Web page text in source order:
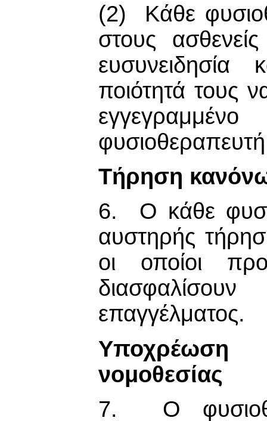
(2) Κάθε
στους
ποιότητά τους
εγγεγραμμένο
Τήρηση
6. Ο κάθε
αυστηρής
οι οποίοι
επαγγέλματος.
νομοθεσίας
7. Ο